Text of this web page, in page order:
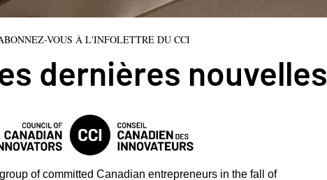
VOUS À L'INFOLETTRE DU CCI
dernières nouvelles